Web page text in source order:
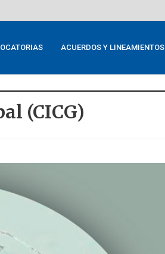
ACUERDOS Y LINEAMIENTOS
(CICG)